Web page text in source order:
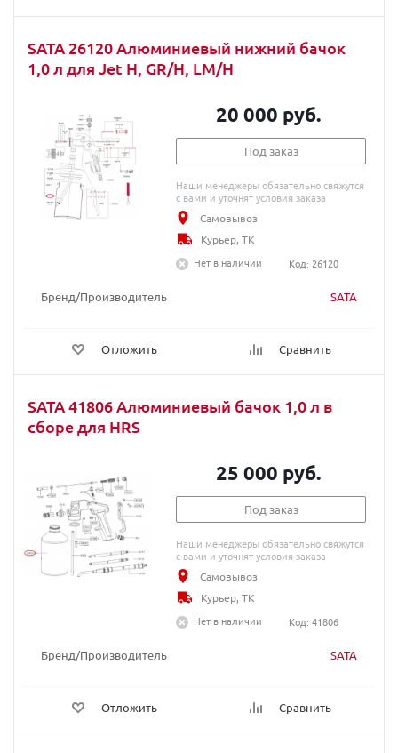
SATA 26120 Алюминиевый нижний бачок
1,0 л для Jet H, GR/H, LM/H
Бренд/Производитель SATA
Отложить Сравнить
20 000 руб.
Под заказ
Наши менеджеры обязательно свяжутся
с вами и уточнят условия заказа
Самовывоз
Курьер, ТК
Нет в наличии
Код: 26120
SATA 41806 Алюминиевый бачок 1,0 л в
сборе для HRS
Бренд/Производитель SATA
Отложить Сравнить
25 000 руб.
Под заказ
Наши менеджеры обязательно свяжутся
с вами и уточнят условия заказа
Самовывоз
Курьер, ТК
Нет в наличии
Код: 41806